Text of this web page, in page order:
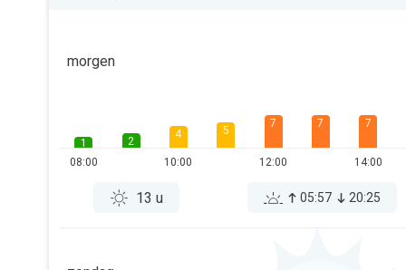
morgen
1
08:00
2
4
10:00
5
7
12:00
7 7
14:00
13 u 05:57 20:25